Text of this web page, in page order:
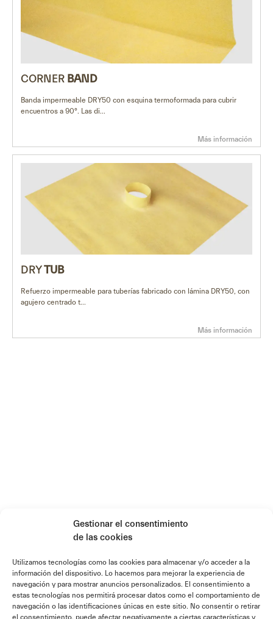
Gestionar el consentimiento
de las cookies
Utilizamos tecnologías como las cookies para almacenar y/o acceder a la
información del dispositivo. Lo hacemos para mejorar la experiencia de
navegación y para mostrar anuncios personalizados. El consentimiento a
estas tecnologías nos permitirá procesar datos como el comportamiento de
navegación o las identificaciones únicas en este sitio. No consentir o retirar
el consentimiento, puede afectar negativamente a ciertas características y
CORNER BAND
Banda impermeable DRY50 con esquina termoformada para cubrir
encuentros a 90°. Las di...
Más información
DRYTUB
Refuerzo impermeable para tuberías fabricado con lámina DRY50, con
agujero centrado t...
Más información